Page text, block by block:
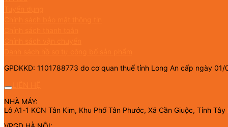
GPDKKD: 1101788773 do cơ quan thuế tỉnh Long An cấp ngày 01/
NHÀ MÁY:
Lô A1-1 KCN Tân Kim, Khu Phố Tân Phước, Xã Cần Giuộc, Tỉnh Tây